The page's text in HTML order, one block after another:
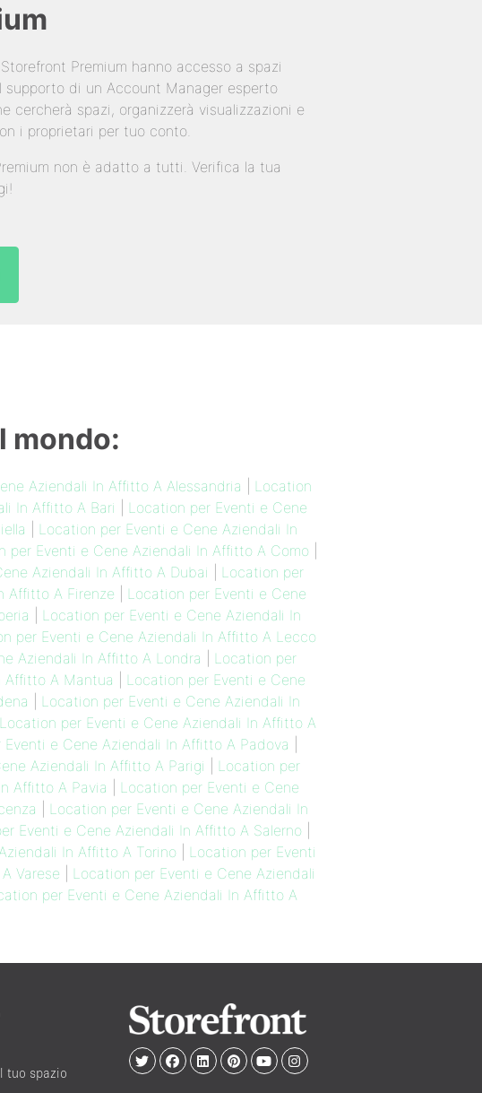
Premium hanno accesso a spazi
supporto di un Account Manager esperto
cercherà spazi, organizzerà visualizzazioni e
i proprietari per tuo conto.
non è adatto a tutti. Verifica la tua
mondo:
Aziendali In Affitto A Alessandria
Location
In Affitto A Bari
Location per Eventi e Cene
Location per Eventi e Cene Aziendali In
per Eventi e Cene Aziendali In Affitto A Como|
Aziendali In Affitto A Dubai
Location per
Affitto A Firenze
Location per Eventi e Cene
Location per Eventi e Cene Aziendali In
per Eventi e Cene Aziendali In Affitto A Lecco
Aziendali In Affitto A Londra
Location per
Affitto A Mantua
Location per Eventi e Cene
Location per Eventi e Cene Aziendali In
Location per Eventi e Cene Aziendali In Affitto A
e Cene Aziendali In Affitto A Padova
Aziendali In Affitto A Parigi
Location per
Affitto A Pavia
Location per Eventi e Cene
Location per Eventi e Cene Aziendali In
Eventi e Cene Aziendali In Affitto A Salerno|
In Affitto A Torino
Location per Eventi
Varese
Location per Eventi e Cene Aziendali
per Eventi e Cene Aziendali In Affitto A
tuo spazio